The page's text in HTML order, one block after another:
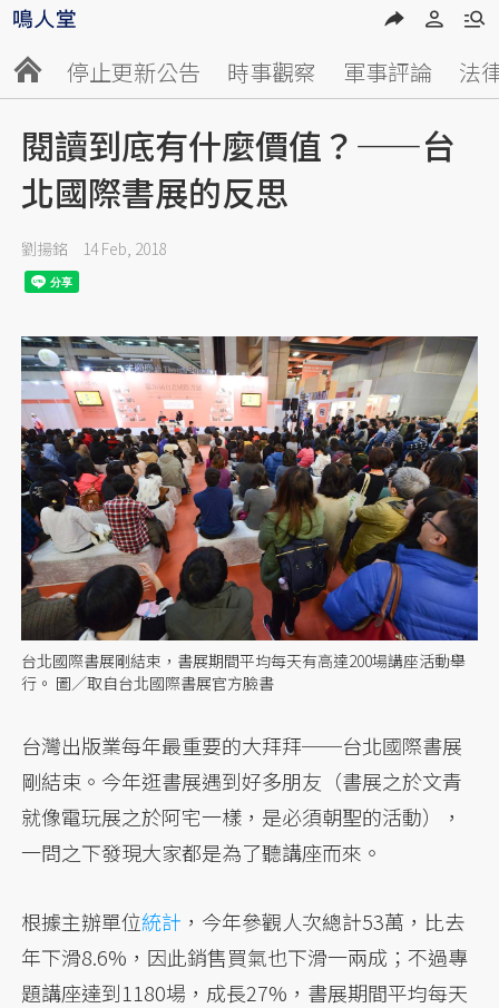
停止更新公告 時事觀察 軍事評論 法
閱讀到底有什麼價值？——台
北國際書展的反思
劉揚銘 14 Feb, 2018
台北國際書展剛結束，書展期間平均每天有高達200場講座活動舉
行。 圖／取自台北國際書展官方臉書
台灣出版業每年最重要的大拜拜──台北國際書展
剛結束。今年逛書展遇到好多朋友（書展之於文青
就像電玩展之於阿宅一樣，是必須朝聖的活動），
一問之下發現大家都是為了聽講座而來。
根據主辦單位統計 ，今年參觀人次總計53萬，比去
年下滑8.6%，因此銷售買氣也下滑一兩成；不過專
題講座達到1180場，成長27%，書展期間平均每天